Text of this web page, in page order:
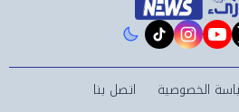
youtube
instagram
tiktok
الخصوصية اتصل بنا